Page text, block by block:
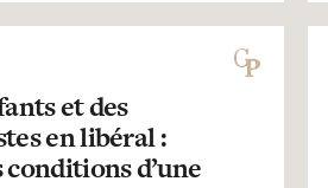
et des
en libéral :
d’une